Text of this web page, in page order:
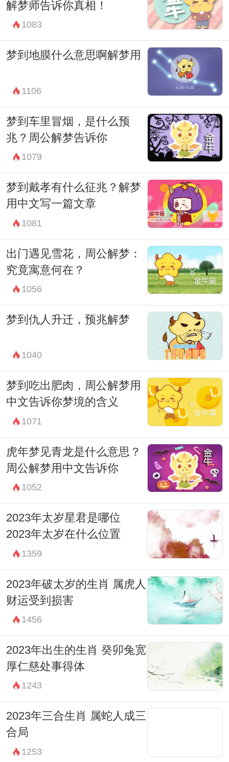
解梦师告诉你真相！
1083
梦到地膜什么意思啊解梦用
1106
梦到车里冒烟，是什么预
兆？周公解梦告诉你
1079
梦到戴孝有什么征兆？解梦
用中文写一篇文章
1081
出门遇见雪花，周公解梦：
究竟寓意何在？
1056
梦到仇人升迁，预兆解梦
1040
梦到吃出肥肉，周公解梦用
中文告诉你梦境的含义
1071
虎年梦见青龙是什么意思？
周公解梦用中文告诉你
1052
2023年太岁星君是哪位
2023年太岁在什么位置
1359
2023年破太岁的生肖 属虎人
财运受到损害
1456
2023年出生的生肖 癸卯兔宽
厚仁慈处事得体
1243
2023年三合生肖 属蛇人成三
合局
1253